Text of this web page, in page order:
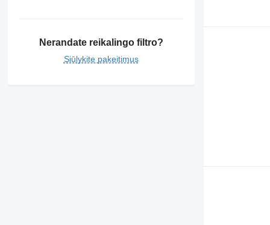
Nerandate reikalingo filtro?
Siūlykite pakeitimus